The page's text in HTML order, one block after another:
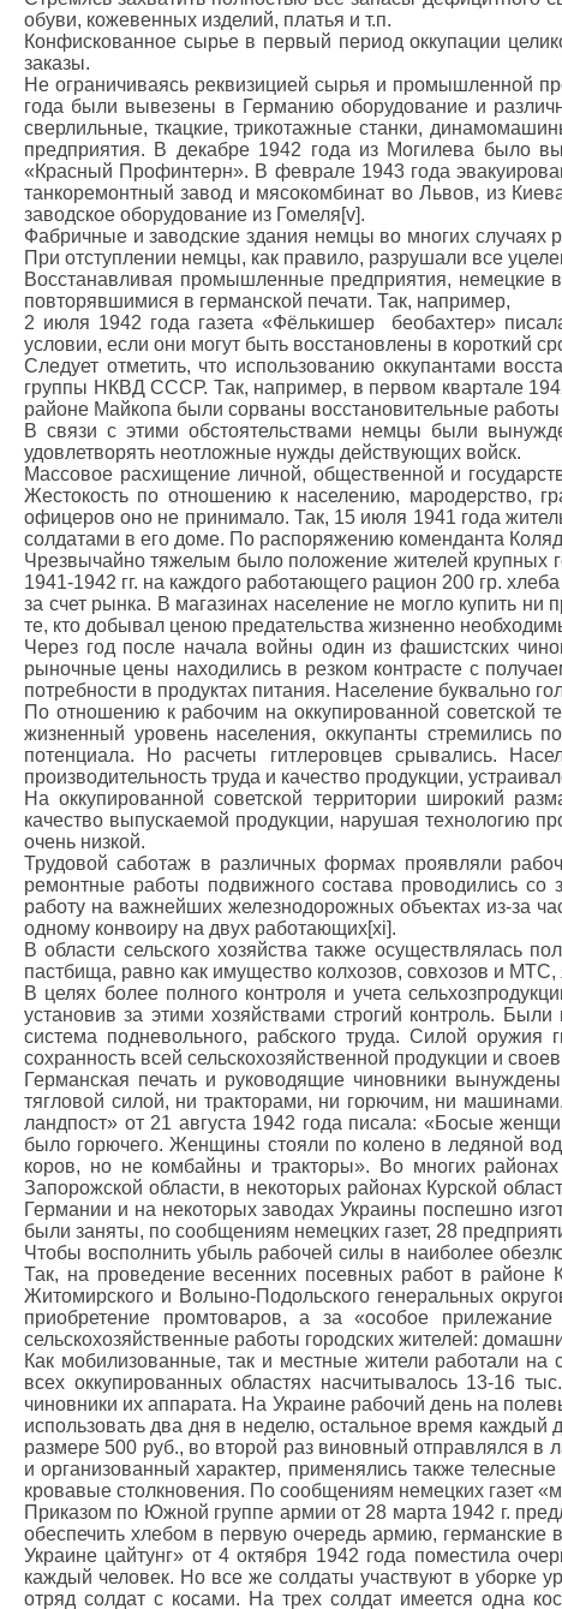
обуви, кожевенных изделий, платья и т.п.
Конфискованное сырье в первый период оккупации
заказы.
Не ограничиваясь реквизицией сырья и промышленной
года были вывезены в Германию оборудование и
сверлильные, ткацкие, трикотажные станки,
предприятия. В декабре 1942 года из Могилева было
«Красный Профинтерн». В феврале 1943 года
танкоремонтный завод и мясокомбинат во Львов, из
заводское оборудование из Гомеля[v].
Фабричные и заводские здания немцы во многих случаях
При отступлении немцы, как правило, разрушали все
Восстанавливая промышленные предприятия, немецкие
повторявшимися в германской печати. Так, например,
2 июля 1942 года газета «Фёлькишер беобахтер»
условии, если они могут быть восстановлены в короткий
Следует отметить, что использованию оккупантами
группы НКВД СССР. Так, например, в первом квартале
районе Майкопа были сорваны восстановительные
В связи с этими обстоятельствами немцы были
удовлетворять неотложные нужды действующих войск.
Массовое расхищение личной, общественной и
Жестокость по отношению к населению, мародерство,
офицеров оно не принимало. Так, 15 июля 1941 года
солдатами в его доме. По распоряжению коменданта
Чрезвычайно тяжелым было положение жителей крупных
1941-1942 гг. на каждого работающего рацион 200 гр.
за счет рынка. В магазинах население не могло купить
те, кто добывал ценою предательства жизненно
Через год после начала войны один из фашистских
рыночные цены находились в резком контрасте с
потребности в продуктах питания. Население
По отношению к рабочим на оккупированной советской
жизненный уровень населения, оккупанты стремились
потенциала. Но расчеты гитлеровцев срывались.
производительность труда и качество продукции,
На оккупированной советской территории широкий
качество выпускаемой продукции, нарушая технологию
очень низкой.
Трудовой саботаж в различных формах проявляли
ремонтные работы подвижного состава проводились со
работу на важнейших железнодорожных объектах из-за
одному конвоиру на двух работающих[xi].
В области сельского хозяйства также осуществлялась
пастбища, равно как имущество колхозов, совхозов и
В целях более полного контроля и учета
установив за этими хозяйствами строгий контроль.
система подневольного, рабского труда. Силой оружия
сохранность всей сельскохозяйственной продукции и
Германская печать и руководящие чиновники
тягловой силой, ни тракторами, ни горючим, ни
ландпост» от 21 августа 1942 года писала: «Босые
было горючего. Женщины стояли по колено в ледяной
коров, но не комбайны и тракторы». Во многих
Запорожской области, в некоторых районах Курской
Германии и на некоторых заводах Украины поспешно
были заняты, по сообщениям немецких газет, 28
Чтобы восполнить убыль рабочей силы в наиболее
Так, на проведение весенних посевных работ в районе
Житомирского и Волыно-Подольского генеральных
приобретение промтоваров, а за «особое
сельскохозяйственные работы городских жителей:
Как мобилизованные, так и местные жители работали на
всех оккупированных областях насчитывалось 13-16
чиновники их аппарата. На Украине рабочий день на
использовать два дня в неделю, остальное время
размере 500 руб., во второй раз виновный отправлялся в
и организованный характер, применялись также
кровавые столкновения. По сообщениям немецких газет
Приказом по Южной группе армии от 28 марта 1942 г.
обеспечить хлебом в первую очередь армию, германские
Украине цайтунг» от 4 октября 1942 года поместила
каждый человек. Но все же солдаты участвуют в уборке
отряд солдат с косами. На трех солдат имеется одна